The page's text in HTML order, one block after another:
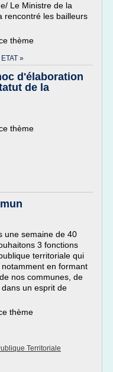
Le Ministre de la
rencontré les bailleurs
thème
»
d'élaboration
de la
thème
une semaine de 40
3 fonctions
territoriale qui
en formant
nos communes, de
un esprit de
thème
Territoriale